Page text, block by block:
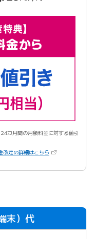
カ月間の月額料金に対する値引
改定の詳細はこちら （新しいタブで開
末）代